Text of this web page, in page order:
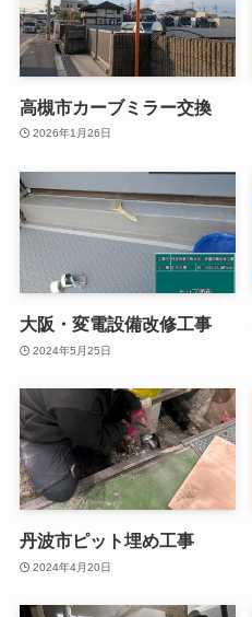
高槻市カーブミラー交換
2026年1月26日
大阪・変電設備改修工事
2024年5月25日
丹波市ピット埋め工事
2024年4月20日